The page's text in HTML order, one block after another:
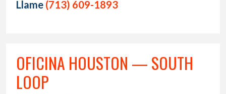
Llame (713) 609-1893
OFICINA HOUSTON — SOUTH
LOOP